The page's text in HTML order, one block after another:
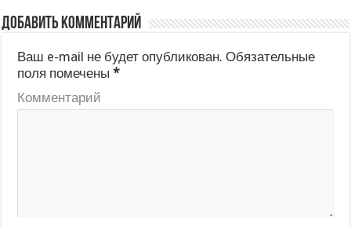
Добавить комментарий
Ваш e-mail не будет опубликован. Обязательные
поля помечены*
Комментарий